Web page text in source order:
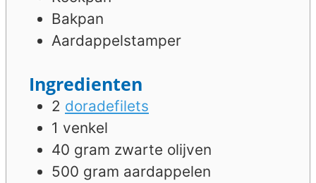
Bakpan
Aardappelstamper
Ingredienten
2 doradefilets
1 venkel
40 gram zwarte olijven
500 gram aardappelen